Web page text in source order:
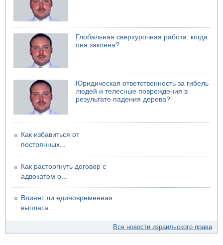
Недалеко от Бейт-Шемеша погиб велосипедист
07.08.2026 06:24
Глобальная сверхурочная работа: когда
она законна?
Юридическая ответственность за гибель
людей и телесные повреждения в
результате падения дерева?
Как избавиться от
постоянных...
Как расторгнуть договор с
адвокатом о...
Влияет ли единовременная
выплата...
Все новости израильского права